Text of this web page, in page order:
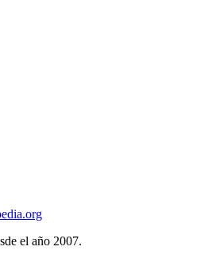
el año 2007.